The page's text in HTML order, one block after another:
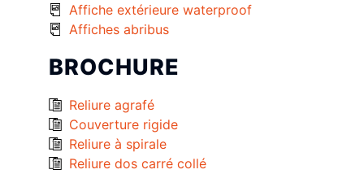
Affiche extérieure waterproof
Affiches abribus
BROCHURE
Reliure agrafé
Couverture rigide
Reliure à spirale
Reliure dos carré collé